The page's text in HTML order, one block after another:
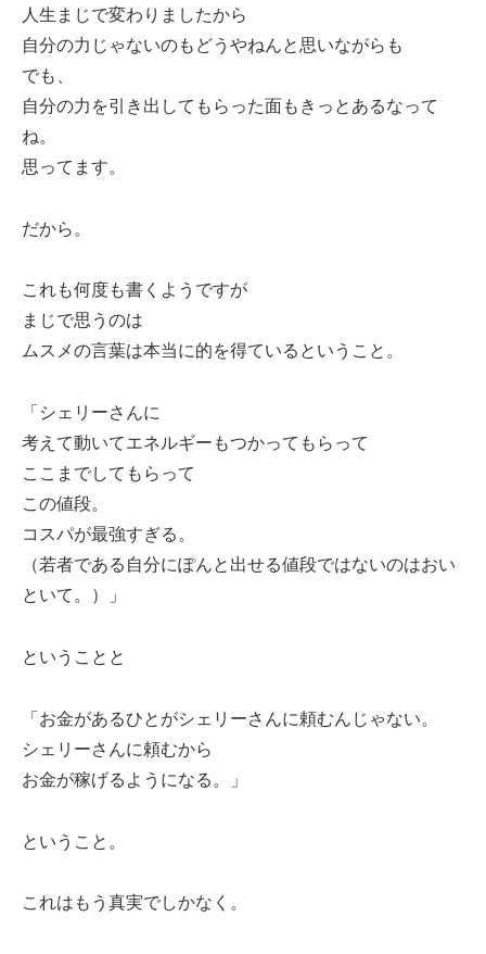
人生まじで変わりましたから
自分の力じゃないのもどうやねんと思いながらも
でも、
自分の力を引き出してもらった面もきっとあるなって
ね。
思ってます。
だから。
これも何度も書くようですが
まじで思うのは
ムスメの言葉は本当に的を得ているということ。
「シェリーさんに
考えて動いてエネルギーもつかってもらって
ここまでしてもらって
この値段。
コスパが最強すぎる。
（若者である自分にぽんと出せる値段ではないのはおい
といて。）」
ということと
「お金があるひとがシェリーさんに頼むんじゃない。
シェリーさんに頼むから
お金が稼げるようになる。」
ということ。
これはもう真実でしかなく。